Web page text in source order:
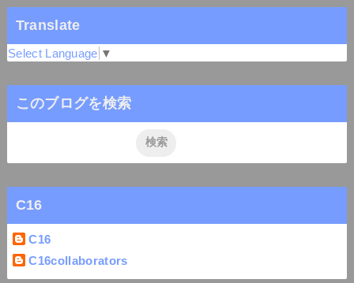
Translate
Select Language ▼
このブログを検索
C16
C16
C16collaborators